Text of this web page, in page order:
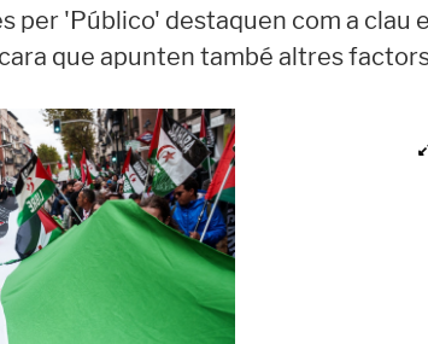
per 'Público' destaquen com a clau
que apunten també altres